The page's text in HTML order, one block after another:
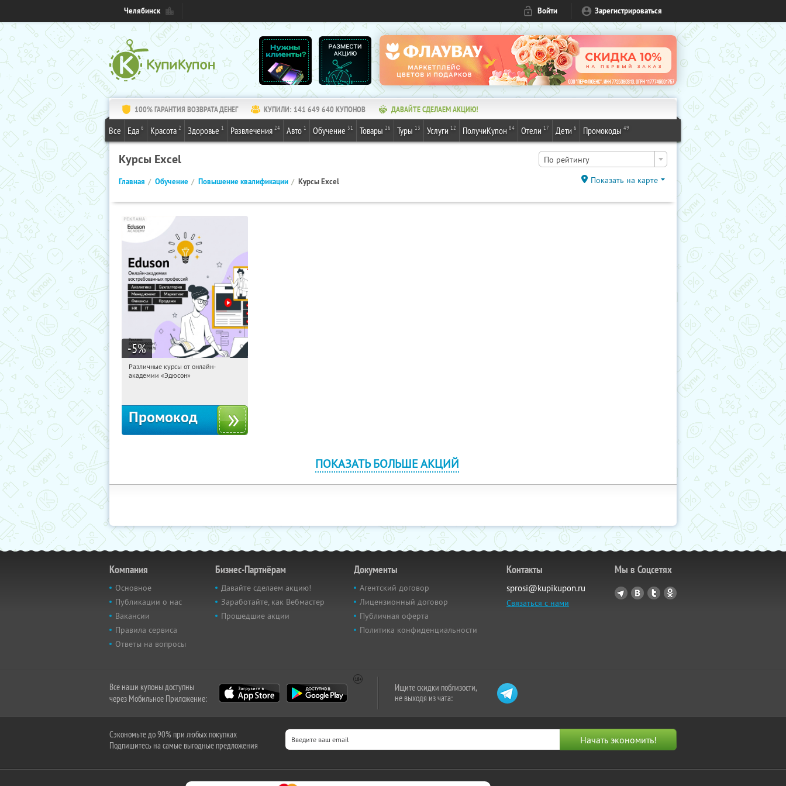
Челябинск Войти Зарегистрироваться
100% ГАРАНТИЯ ВОЗВРАТА ДЕНЕГ КУПИЛИ: 141 649 640КУПОНОВ ДАВАЙТЕ СДЕЛАЕМ АКЦИЮ!
Все Еда 6 Красота 2 Здоровье 1 Развлечения 24 Авто 1 Обучение 31 Товары 26 Туры 13 Услуги 12 ПолучиКупон 84 Отели 17 Дети 6 Промокоды 49
Курсы Excel По рейтингу
Главная Обучение Повышение квалификации Курсы Excel Показать на карте
-5%
03:21:01 Получили:
Различные курсы от онлайн-
академии «Эдюсон»
Промокод
ПОКАЗАТЬ БОЛЬШЕ АКЦИЙ
Компания
Основное
Публикации о нас
Вакансии
Правила сервиса
Ответы на вопросы
Бизнес-Партнёрам
Давайте сделаем акцию!
Заработайте, как Вебмастер
Прошедшие акции
Документы
Агентский договор
Лицензионный договор
Публичная оферта
Политика конфиденциальности
Контакты
sprosi@kupikupon.ru
Связаться с нами
Мы в Соцсетях
Все наши купоны доступны
через Мобильное Приложение:
Ищите скидки поблизости,
не выходя из чата:
Сэкономьте до 90% при любых покупках
Подпишитесь на самые выгодные предложения